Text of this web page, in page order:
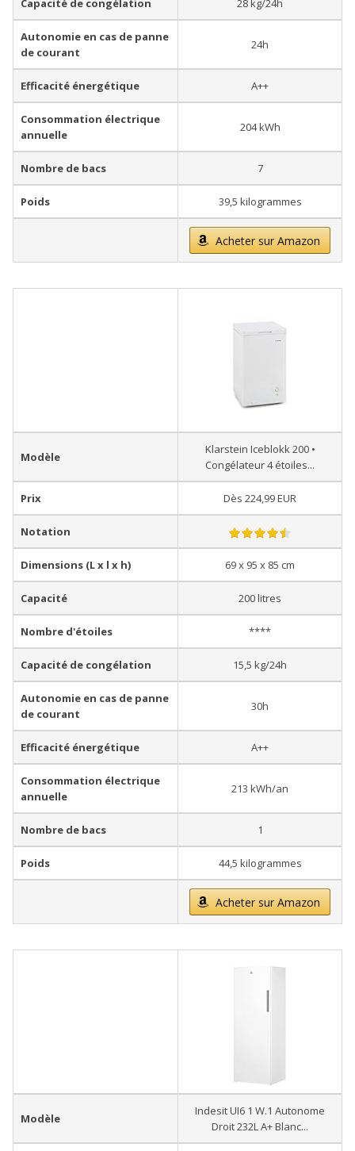
Capacité de congélation 28 kg/24h
Autonomie en cas de panne
de courant
24h
Efficacité énergétique A++
Consommation électrique
annuelle
204 kWh
Nombre de bacs 7
Poids 39,5 kilogrammes
Acheter sur Amazon
Modèle
Klarstein Iceblokk 200 •
Congélateur 4 étoiles...
Prix Dès 224,99 EUR
Notation
Dimensions (L x l x h) 69 x 95 x 85 cm
Capacité 200 litres
Nombre d'étoiles ****
Capacité de congélation 15,5 kg/24h
Autonomie en cas de panne
de courant
30h
Efficacité énergétique A++
Consommation électrique
annuelle
213 kWh/an
Nombre de bacs 1
Poids 44,5 kilogrammes
Acheter sur Amazon
Modèle
Indesit UI6 1 W.1 Autonome
Droit 232L A+ Blanc...